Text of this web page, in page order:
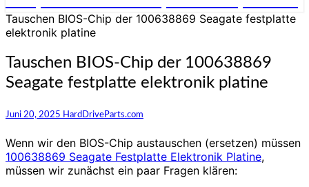
Tauschen BIOS-Chip der 100638869 Seagate festplatte
elektronik platine
Tauschen BIOS-Chip der 100638869
Seagate festplatte elektronik platine
Juni 20, 2025 HardDriveParts.com
Wenn wir den BIOS-Chip austauschen (ersetzen) müssen
100638869 Seagate Festplatte Elektronik Platine,
müssen wir zunächst ein paar Fragen klären: